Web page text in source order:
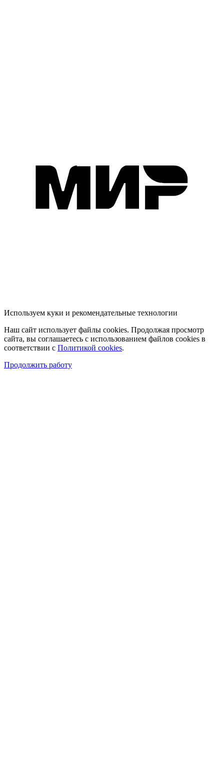
Используем куки и рекомендательные технологии
Наш сайт использует файлы cookies. Продолжая просмотр
сайта, вы соглашаетесь с использованием файлов cookies в
соответствии с Политикой cookies.
Продолжить работу